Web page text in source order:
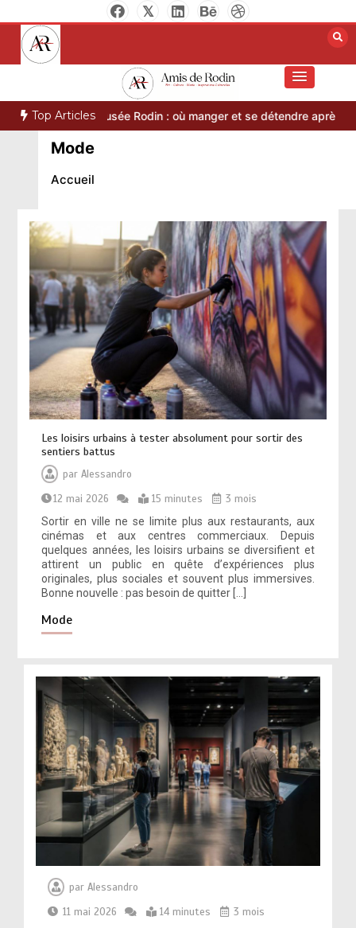
au
contenu
Amis de Rodin
Top Articles
musée Rodin : où manger et se détendre après la visite
Mode
Accueil
Les loisirs urbains à tester absolument pour sortir des
sentiers battus
parAlessandro
12 mai 2026
15 minutes
3 mois
Sortir en ville ne se limite plus aux restaurants, aux
cinémas et aux centres commerciaux. Depuis
quelques années, les loisirs urbains se diversifient et
attirent un public en quête d’expériences plus
originales, plus sociales et souvent plus immersives.
Bonne nouvelle : pas besoin de quitter […]
Mode
parAlessandro
11 mai 2026
14 minutes 3 mois